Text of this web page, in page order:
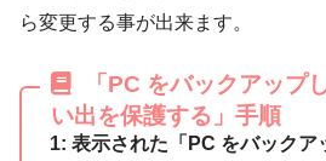
ら変更する事が出来ます。
「PC をバックアップ
い出を保護する」手順
1: 表示された「PC をバックア